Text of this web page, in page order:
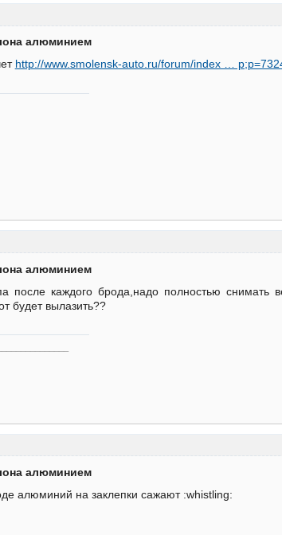
алюминием
http://www.smolensk-auto.ru/forum/index …
алюминием
после каждого брода,надо полностью
будет вылазить??
алюминием
алюминий на заклепки сажают :whistling: